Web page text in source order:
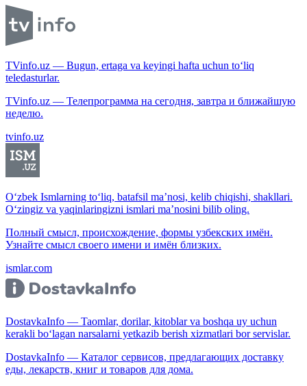
TVinfo.uz — Bugun, ertaga va keyingi hafta uchun to‘liq
teledasturlar.
TVinfo.uz — Телепрограмма на сегодня, завтра и ближайшую
неделю.
tvinfo.uz
O‘zbek Ismlarning to‘liq, batafsil ma’nosi, kelib chiqishi, shakllari.
O‘zingiz va yaqinlaringizni ismlari ma’nosini bilib oling.
Полный смысл, происхождение, формы узбекских имён.
Узнайте смысл своего имени и имён близких.
ismlar.com
DostavkaInfo — Taomlar, dorilar, kitoblar va boshqa uy uchun
kerakli bo‘lagan narsalarni yetkazib berish xizmatlari bor servislar.
DostavkaInfo — Каталог сервисов, предлагающих доставку
еды, лекарств, книг и товаров для дома.